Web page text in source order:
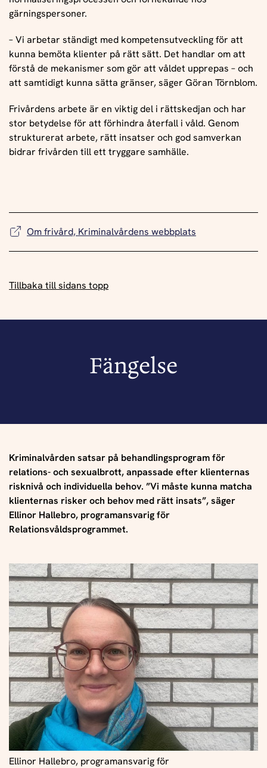
gärningspersoner.
– Vi arbetar ständigt med kompetensutveckling för att
kunna bemöta klienter på rätt sätt. Det handlar om att
förstå de mekanismer som gör att våldet upprepas – och
att samtidigt kunna sätta gränser, säger Göran Törnblom.
Frivårdens arbete är en viktig del i rättskedjan och har
stor betydelse för att förhindra återfall i våld. Genom
strukturerat arbete, rätt insatser och god samverkan
bidrar frivården till ett tryggare samhälle.
Om frivård, Kriminalvårdens webbplats
Tillbaka till sidans topp
Fängelse
Kriminalvården satsar på behandlingsprogram för
relations- och sexualbrott, anpassade efter klienternas
risknivå och individuella behov. ”Vi måste kunna matcha
klienternas risker och behov med rätt insats”, säger
Ellinor Hallebro, programansvarig för
Relationsvåldsprogrammet.
Ellinor Hallebro, programansvarig för